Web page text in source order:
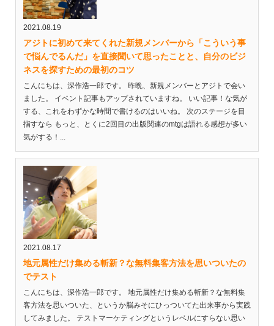
2021.08.19
アジトに初めて来てくれた新規メンバーから「こういう事
で悩んでるんだ」を直接聞いて思ったことと、自分のビジ
ネスを探すための最初のコツ
こんにちは、深作浩一郎です。 昨晩、新規メンバーとアジトで会い
ました。 イベント記事もアップされていますね。 いい記事！な気が
する、これをわずかな時間で書けるのはいいね。 次のステージを目
指すなら もっと、とくに2回目の出版関連のmtgは語れる感想が多い
気がする！...
2021.08.17
地元属性だけ集める斬新？な無料集客方法を思いついたの
でテスト
こんにちは、深作浩一郎です。 地元属性だけ集める斬新？な無料集
客方法を思いついた、というか脳みそにひっついてた出来事から実践
してみました。 テストマーケティングというレベルにすらない思い